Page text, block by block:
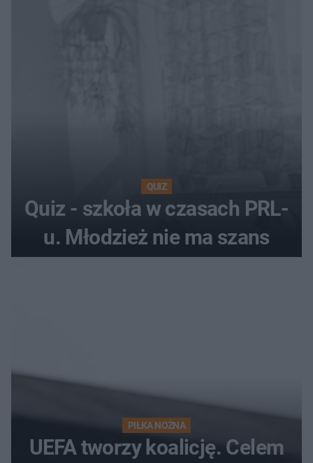
QUIZ
Quiz - szkoła w czasach PRL-
u. Młodzież nie ma szans
PIŁKA NOŻNA
UEFA tworzy koalicję. Celem